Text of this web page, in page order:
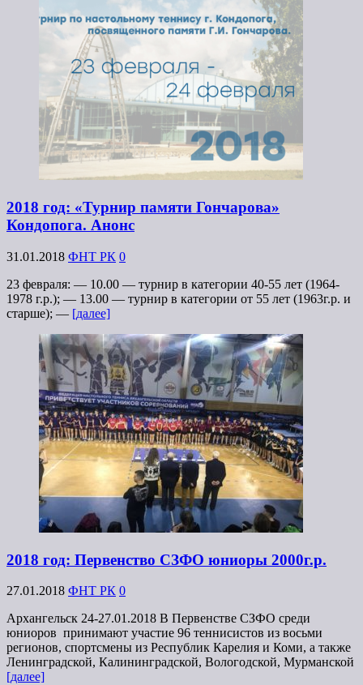
2018 год: «Турнир памяти Гончарова»
Кондопога. Анонс
31.01.2018 ФНТ РК 0
23 февраля: — 10.00 — турнир в категории 40-55 лет (1964-
1978 г.р.); — 13.00 — турнир в категории от 55 лет (1963г.р. и
старше); — [далее]
2018 год: Первенство СЗФО юниоры 2000г.р.
27.01.2018 ФНТ РК 0
Архангельск 24-27.01.2018 В Первенстве СЗФО среди
юниоров принимают участие 96 теннисистов из восьми
регионов, спортсмены из Республик Карелия и Коми, а также
Ленинградской, Калининградской, Вологодской, Мурманской
[далее]